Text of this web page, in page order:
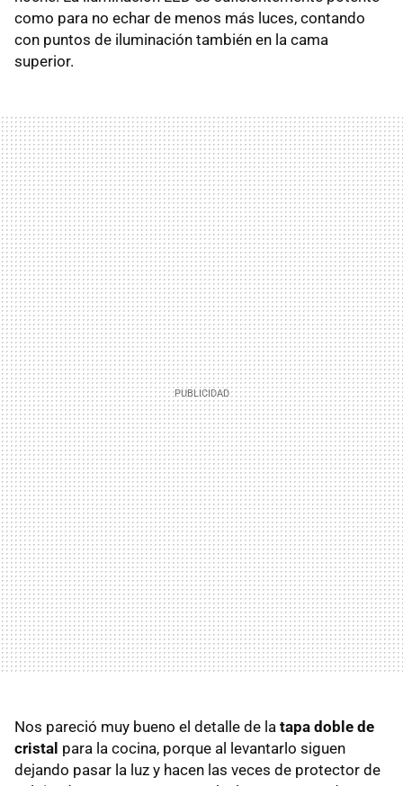
como para no echar de menos más luces, contando
con puntos de iluminación también en la cama
superior.
Nos pareció muy bueno el detalle de la tapa doble de
cristal para la cocina, porque al levantarlo siguen
dejando pasar la luz y hacen las veces de protector de